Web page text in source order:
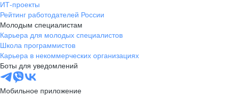
ИТ-проекты
Рейтинг работодателей России
Молодым специалистам
Карьера для молодых специалистов
Школа программистов
Карьера в некоммерческих организациях
Боты для уведомлений
Мобильное приложение